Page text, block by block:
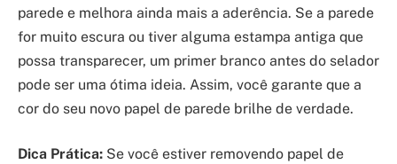
parede e melhora ainda mais a aderência. Se a parede
for muito escura ou tiver alguma estampa antiga que
possa transparecer, um primer branco antes do selador
pode ser uma ótima ideia. Assim, você garante que a
cor do seu novo papel de parede brilhe de verdade.
Dica Prática: Se você estiver removendo papel de